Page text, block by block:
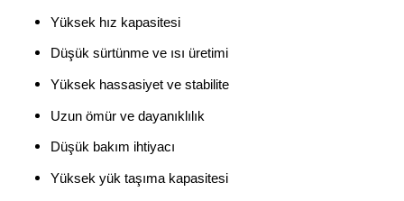
Yüksek hız kapasitesi
Düşük sürtünme ve ısı üretimi
Yüksek hassasiyet ve stabilite
Uzun ömür ve dayanıklılık
Düşük bakım ihtiyacı
Yüksek yük taşıma kapasitesi